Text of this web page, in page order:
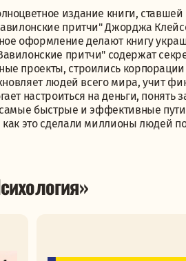
издание книги,
притчи" Джорджа
оформление делают книгу
притчи" содержат
проекты, строились
людей всего мира, учит
настроиться на деньги,
быстрые и эффективные
это сделали миллионы людей